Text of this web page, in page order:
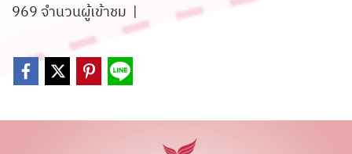
969 จำนวนผู้เข้าชม |